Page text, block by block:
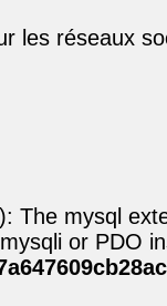
les réseaux
The mysql
or PDO